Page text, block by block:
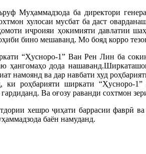
Муҳаммадзода ба директори
хулосаи мусбат ба даст
иҷроияи ҳокимияти давлатии
бино мешаванд. Мо бояд корро
“Ҳусноро-1” Ван Рен Лин ба
ҳангомаҳо дода
намоянд ва дар навбати худ
ки роҳбарияти ширкати “Ҳусноро-
Ва оғозу раванди сохтмон
хешро ҷиҳати баррасии фаврӣ
баён намуданд.